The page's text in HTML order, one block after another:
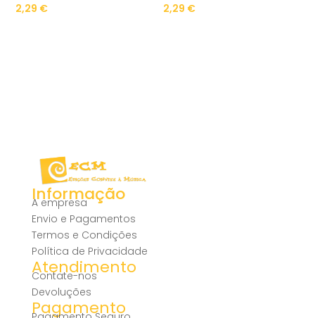
2,29 € 2,29 €
Informação
A empresa
Envio e Pagamentos
Termos e Condições
Política de Privacidade
Atendimento
Contate-nos
Devoluções
Pagamento